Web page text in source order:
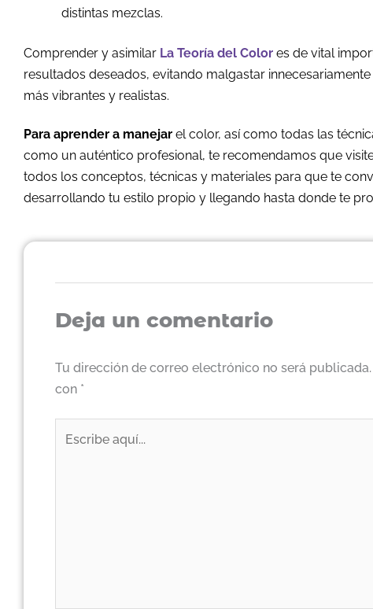
distintas mezclas.
Comprender y asimilar La Teoría del Color es de vital
resultados deseados, evitando malgastar
más vibrantes y realistas.
Para aprender a manejar el color, así como todas las
como un auténtico profesional, te recomendamos que
todos los conceptos, técnicas y materiales para que te
desarrollando tu estilo propio y llegando hasta donde te
Deja un comentario
Tu dirección de correo electrónico no será publicada.
con *